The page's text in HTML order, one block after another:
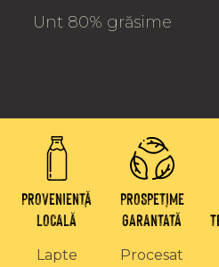
Unt 80% grăsime
PROVENIENȚĂ
LOCALĂ
Lapte
PROSPEȚIME
GARANTATĂ
Procesat